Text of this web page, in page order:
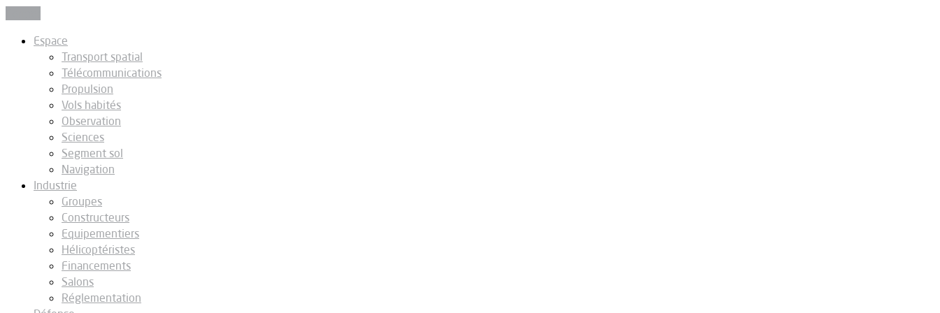
Espace
Transport spatial
Télécommunications
Propulsion
Vols habités
Observation
Sciences
Segment sol
Navigation
Industrie
Groupes
Constructeurs
Equipementiers
Hélicoptéristes
Financements
Salons
Réglementation